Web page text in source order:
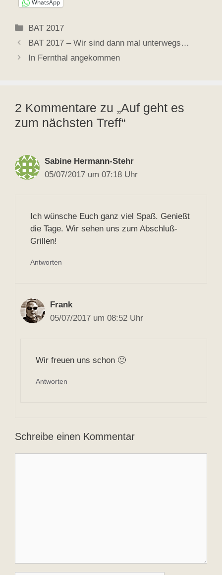
WhatsApp
Kategorien
BAT 2017
BAT 2017 – Wir sind dann mal unterwegs…
In Fernthal angekommen
2 Kommentare zu „Auf geht es
zum nächsten Treff“
Sabine Hermann-Stehr
05/07/2017 um 07:18 Uhr
Ich wünsche Euch ganz viel Spaß. Genießt
die Tage. Wir sehen uns zum Abschluß-
Grillen!
Antworten
Frank
05/07/2017 um 08:52 Uhr
Wir freuen uns schon 🙂
Antworten
Schreibe einen Kommentar